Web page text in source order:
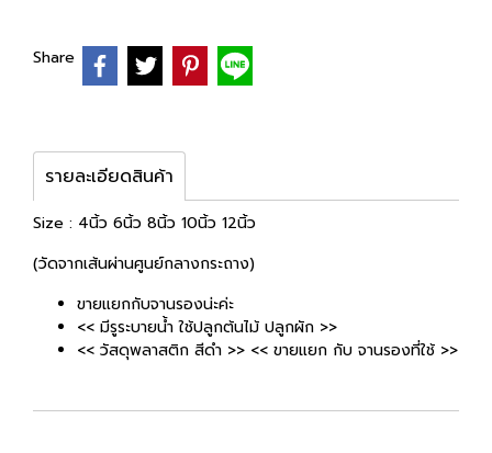
Share
รายละเอียดสินค้า
Size : 4นิ้ว 6นิ้ว 8นิ้ว 10นิ้ว 12นิ้ว
(วัดจากเส้นผ่านศูนย์กลางกระถาง)
ขายแยกกับจานรองน่ะค่ะ
<< มีรูระบายน้ำ ใช้ปลูกต้นไม้ ปลูกผัก >>
<< วัสดุพลาสติก สีดำ >> << ขายแยก กับ จานรองที่ใช้ >>